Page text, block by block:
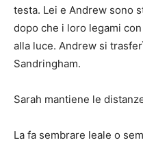
testa. Lei e Andrew sono
dopo che i loro legami
alla luce. Andrew si
Sandringham.
Sarah mantiene le
La fa sembrare leale o